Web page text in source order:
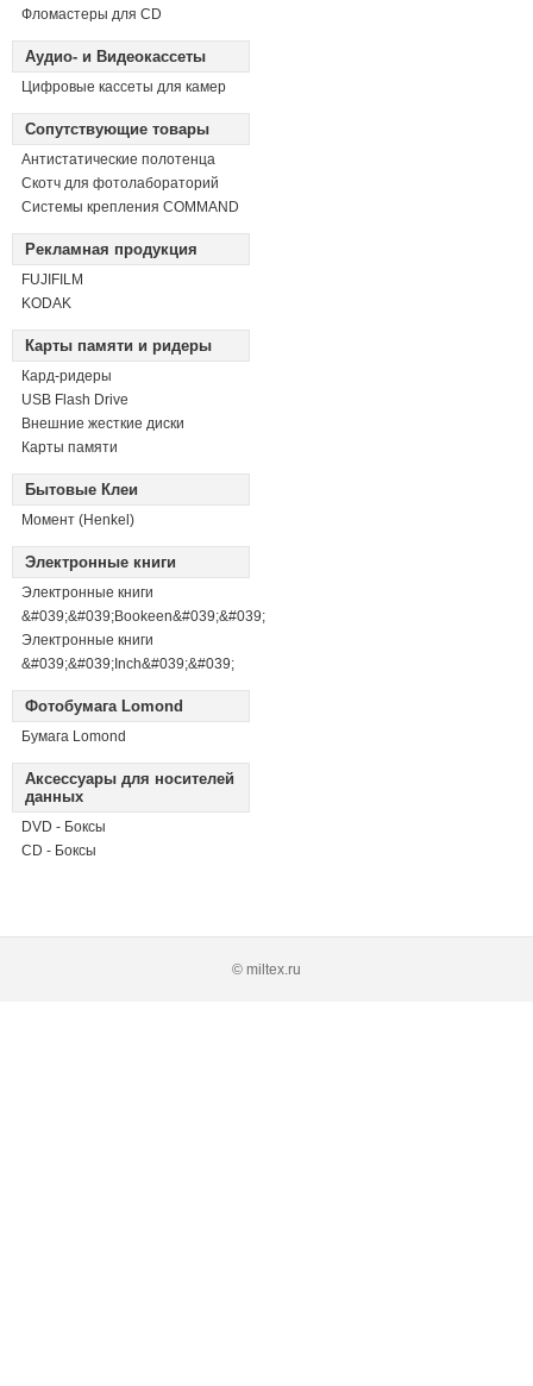
Фломастеры для CD
Аудио- и Видеокассеты
Цифровые кассеты для камер
Сопутствующие товары
Антистатические полотенца
Скотч для фотолабораторий
Системы крепления COMMAND
Рекламная продукция
FUJIFILM
KODAK
Карты памяти и ридеры
Кард-ридеры
USB Flash Drive
Внешние жесткие диски
Карты памяти
Бытовые Клеи
Момент (Henkel)
Электронные книги
Электронные книги
&#039;&#039;Bookeen&#039;&#039;
Электронные книги
&#039;&#039;Inch&#039;&#039;
Фотобумага Lomond
Бумага Lomond
Аксессуары для носителей
данных
DVD - Боксы
CD - Боксы
© miltex.ru